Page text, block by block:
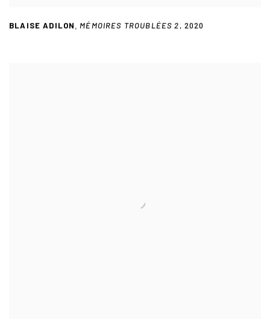
BLAISE ADILON ,MÉMOIRES TROUBLÉES 2, 2020